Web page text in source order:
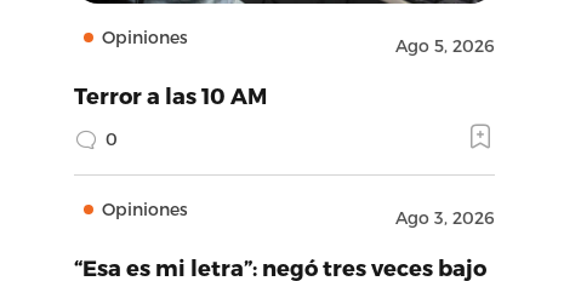
Opiniones Ago 5, 2026
Terror a las 10 AM
0
Opiniones Ago 3, 2026
“Esa es mi letra”: negó tres veces bajo